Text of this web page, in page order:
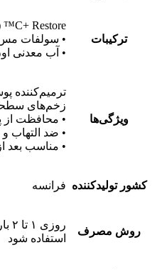
ترکیبات
C+ Restore™ (ترمیم‌کننده اختصاصی)
• سولفات مس
• آب معدنی
ویژگی‌ها
ترمیم‌کننده
زخم‌های
• محافظت از
• ضد التهاب
• مناسب بعد
کشور تولیدکننده فرانسه
روش مصرف
استفاده شود